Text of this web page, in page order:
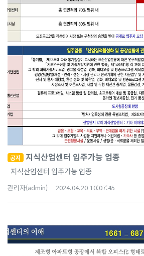
공지 지식산업센터 입주가능 업종
지식산업센터 입주가능 업종
관리자(admin) 2024.04.20 10:07:45